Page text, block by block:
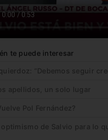
te puede interesar
“Debemos seguir
apellidos, un solo lugar
Pol Fernández?
optimismo de Salvio para lo